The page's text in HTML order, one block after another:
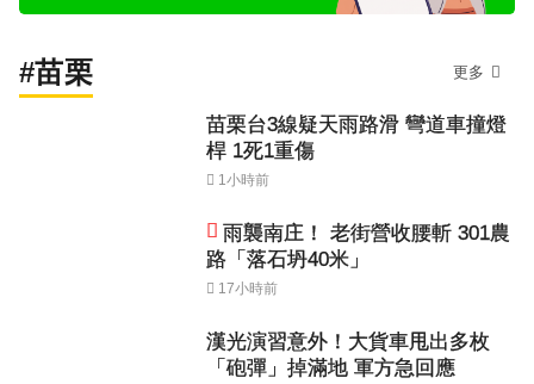
#苗栗 更多
苗栗台3線疑天雨路滑 彎道車撞燈
桿 1死1重傷
1小時前
雨襲南庄！ 老街營收腰斬 301農
路「落石坍40米」
17小時前
漢光演習意外！大貨車甩出多枚
「砲彈」掉滿地 軍方急回應